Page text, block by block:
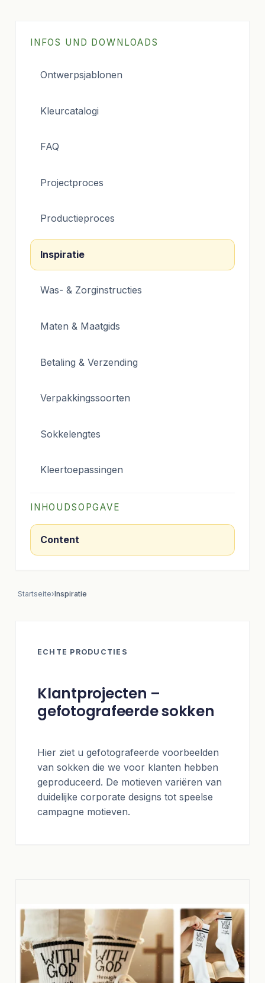
INFOS UND DOWNLOADS
Ontwerpsjablonen
Kleurcatalogi
FAQ
Projectproces
Productieproces
Inspiratie
Was- & Zorginstructies
Maten & Maatgids
Betaling & Verzending
Verpakkingssoorten
Sokkelengtes
Kleertoepassingen
INHOUDSOPGAVE
Content
Startseite›Inspiratie
ECHTE PRODUCTIES
Klantprojecten –
gefotografeerde sokken
Hier ziet u gefotografeerde voorbeelden
van sokken die we voor klanten hebben
geproduceerd. De motieven variëren van
duidelijke corporate designs tot speelse
campagne motieven.